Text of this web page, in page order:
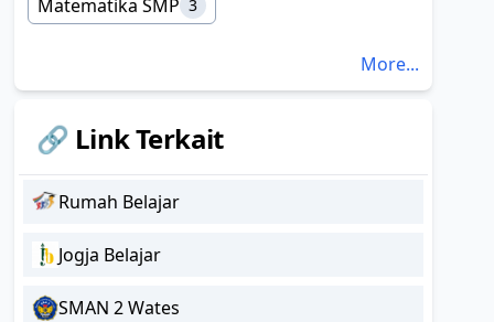
Matematika SMP 3
More...
🔗 Link Terkait
Rumah Belajar
Jogja Belajar
SMAN 2 Wates